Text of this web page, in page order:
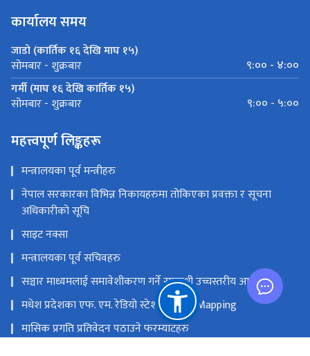
कार्यालय समय
जाडो (कार्तिक १६ देखि माघ १५)
सोमबार - शुक्रबार
९:०० - ४:००
गर्मी (माघ १६ देखि कार्तिक १५)
सोमबार - शुक्रबार ९:०० - ५:००
महत्त्वपूर्ण लिङ्कहरू
मन्त्रालयका पूर्व मन्त्रीहरु
नेपाल सरकारका विभिन्न निकायहरुमा तोकिएका प्रवक्ता र सूचना
अधिकारीको सूचि
साइट नक्सा
मन्त्रालयका पूर्व सचिवहरु
सञ्चार माध्यमलाई समावेशीकरण गर्ने सम्बन्धी उच्चस्तरीय आयोग
मधेश प्रदेशका एफ. एम. रेडियो स्टेशनको GIS Mapping
मासिक प्रगति प्रतिवेदन पठाउने फरम्याटहरु